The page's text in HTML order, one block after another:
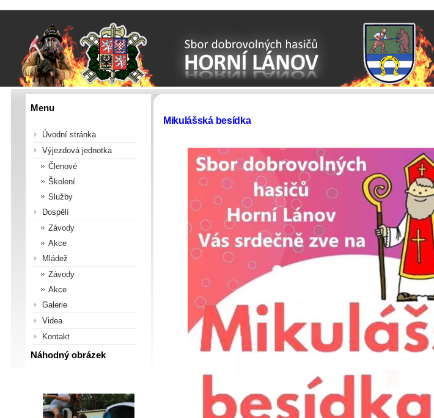
Mikulášská besídka
Menu
Úvodní stránka
Výjezdová jednotka
Členové
Školení
Služby
Dospělí
Závody
Akce
Mládež
Závody
Akce
Galerie
Videa
Kontakt
Náhodný obrázek